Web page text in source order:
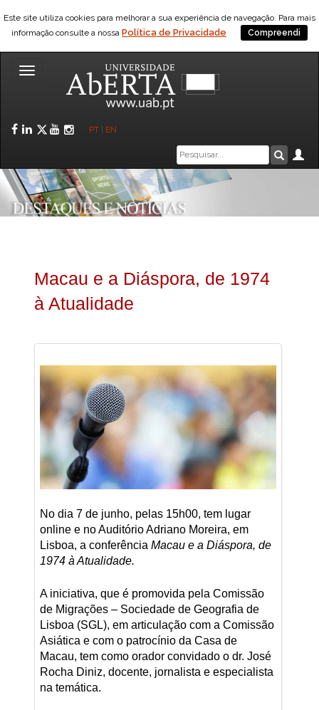
Este site utiliza cookies para melhorar a sua experiência de navegação. Para mais
informação consulte a nossa Política de Privacidade Compreendi
Toggle
Facebook
LinkedIn
Twitter
YouTube
Instagram
PT EN
Caixa
de
pesquisa
Macau e a Diáspora, de 1974
à Atualidade
No dia 7 de junho, pelas 15h00, tem lugar
online e no Auditório Adriano Moreira, em
Lisboa, a conferência Macau e a Diáspora, de
1974 à Atualidade.
A iniciativa, que é promovida pela Comissão
de Migrações – Sociedade de Geografia de
Lisboa (SGL), em articulação com a Comissão
Asiática e com o patrocínio da Casa de
Macau, tem como orador convidado o dr. José
Rocha Diniz, docente, jornalista e especialista
na temática.